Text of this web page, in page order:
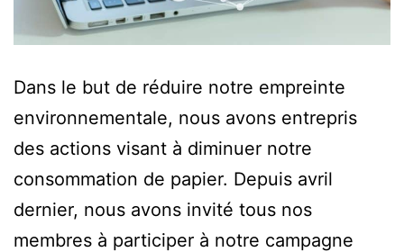
Dans le but de réduire notre empreinte
environnementale, nous avons entrepris
des actions visant à diminuer notre
consommation de papier. Depuis avril
dernier, nous avons invité tous nos
membres à participer à notre campagne